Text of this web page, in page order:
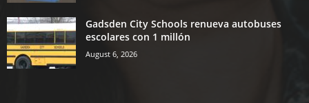
Gadsden City Schools renueva autobuses
escolares con 1 millón
August 6, 2026